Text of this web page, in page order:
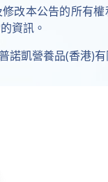
改本公告的所有
資訊。
諾凱營養品(香港)